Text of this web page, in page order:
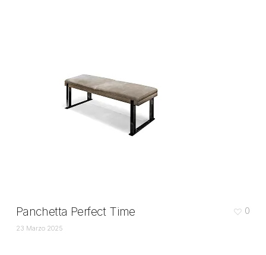
Panchetta Perfect Time
23 Marzo 2025
0